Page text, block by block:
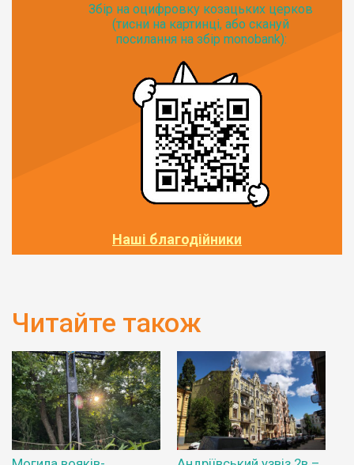
Збір на оцифровку козацьких церков
(тисни на картинці, або скануй
посилання на збір monobank):
Наші благодійники
Читайте також